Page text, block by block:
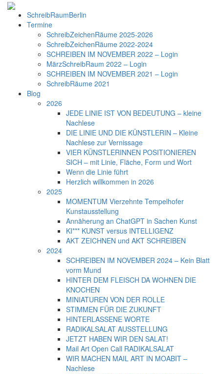
SchreibRaumBerlin
Termine
SchreibZeichenRäume 2025-2026
SchreibZeichenRäume 2022-2024
SCHREIBEN IM NOVEMBER 2022 – Login
MärzSchreibRaum 2022 – Login
SCHREIBEN IM NOVEMBER 2021 – Login
SchreibRäume 2021
Blog
2026
JEDE LINIE IST VON BEDEUTUNG – kleine
Nachlese
DIE LINIE UND DIE KÜNSTLERIN – Kleine
Nachlese zur Vernissage
VIER KÜNSTLERINNEN POSITIONIEREN
SICH – mit Linie, Fläche, Form und Wort
Wenn die Linie führt
Herzlich willkommen in 2026
2025
MOMENTUM Vierzehnte Tempelhofer
Kunstausstellung
Annäherung an ChatGPT in Sachen Kunst
KI*** KUNST versus INTELLIGENZ
AKT ZEICHNEN und AKT SCHREIBEN
2024
SCHREIBEN IM NOVEMBER 2024 – Kein Blatt
vorm Mund
HINTER DEM FLEISCH DA WOHNEN DIE
KNOCHEN
MINIATUREN VON DER ROLLE
STIMMEN FÜR DIE ZUKUNFT
HINTERLASSENE WORTE
RADIKALSALAT AUSSTELLUNG
JETZT HABEN WIR DEN SALAT!
Mail Art Open Call RADIKALSALAT
WIR MACHEN MAIL ART IN MOABIT –
Nachlese